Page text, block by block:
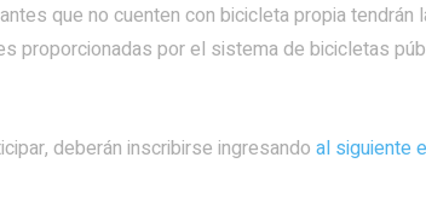
que no cuenten con bicicleta propia tendrán
proporcionadas por el sistema de bicicletas
deberán inscribirse ingresando al siguiente